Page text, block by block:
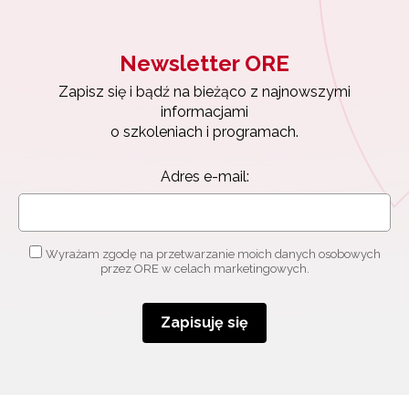
Newsletter ORE
Zapisz się i bądź na bieżąco z najnowszymi
informacjami
o szkoleniach i programach.
Adres e-mail:
Wyrażam zgodę na przetwarzanie moich danych osobowych
przez ORE w celach marketingowych.
Zapisuję się